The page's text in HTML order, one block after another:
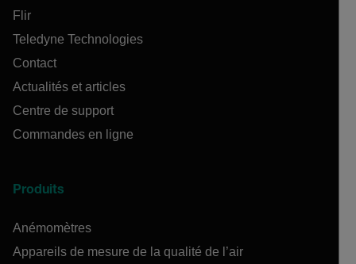
Flir
Teledyne Technologies
Contact
Actualités et articles
Centre de support
Commandes en ligne
Produits
Anémomètres
Appareils de mesure de la qualité de l’air